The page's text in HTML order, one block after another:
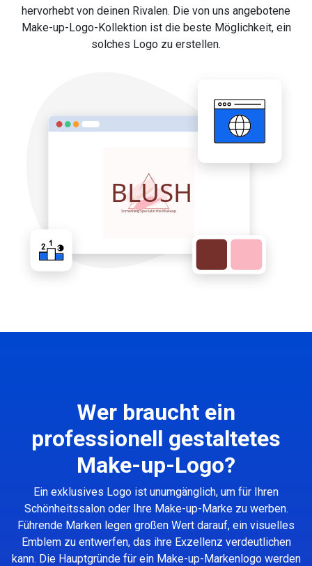
hervorhebt von deinen Rivalen. Die von uns angebotene
Make-up-Logo-Kollektion ist die beste Möglichkeit, ein
solches Logo zu erstellen.
Wer braucht ein
professionell gestaltetes
Make-up-Logo?
Ein exklusives Logo ist unumgänglich, um für Ihren
Schönheitssalon oder Ihre Make-up-Marke zu werben.
Führende Marken legen großen Wert darauf, ein visuelles
Emblem zu entwerfen, das ihre Exzellenz verdeutlichen
kann. Die Hauptgründe für ein Make-up-Markenlogo werden